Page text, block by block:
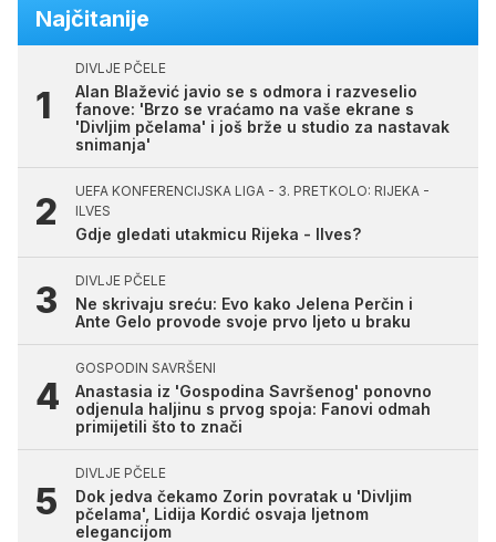
Najčitanije
DIVLJE PČELE
Alan Blažević javio se s odmora i razveselio
fanove: 'Brzo se vraćamo na vaše ekrane s
'Divljim pčelama' i još brže u studio za nastavak
snimanja'
UEFA KONFERENCIJSKA LIGA - 3. PRETKOLO: RIJEKA -
ILVES
Gdje gledati utakmicu Rijeka - Ilves?
DIVLJE PČELE
Ne skrivaju sreću: Evo kako Jelena Perčin i
Ante Gelo provode svoje prvo ljeto u braku
GOSPODIN SAVRŠENI
Anastasia iz 'Gospodina Savršenog' ponovno
odjenula haljinu s prvog spoja: Fanovi odmah
primijetili što to znači
DIVLJE PČELE
Dok jedva čekamo Zorin povratak u 'Divljim
pčelama', Lidija Kordić osvaja ljetnom
elegancijom